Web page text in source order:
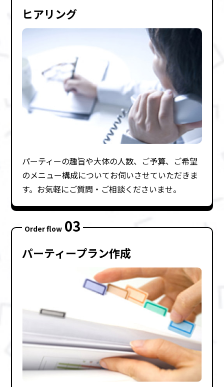
ヒアリング
パーティーの趣旨や⼤体の⼈数、ご予算、ご希望
のメニュー構成についてお伺いさせていただきま
す。お気軽にご質問・ご相談くださいませ。
Order flow 03
パーティープラン作成